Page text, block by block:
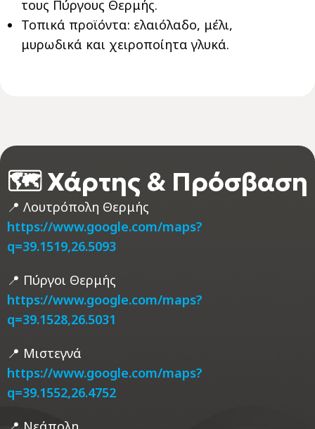
τους Πύργους Θερμής.
Τοπικά προϊόντα: ελαιόλαδο, μέλι,
μυρωδικά και χειροποίητα γλυκά.
🗺️ Χάρτης & Πρόσβαση
📍 Λουτρόπολη Θερμής
https://www.google.com/maps?
q=39.1519,26.5093
📍 Πύργοι Θερμής
https://www.google.com/maps?
q=39.1528,26.5031
📍 Μιστεγνά
https://www.google.com/maps?
q=39.1552,26.4752